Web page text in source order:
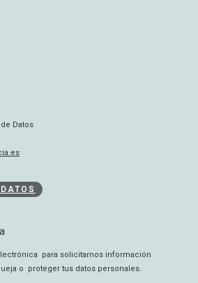
Datos
para solicitarnos información
o proteger tus datos personales.